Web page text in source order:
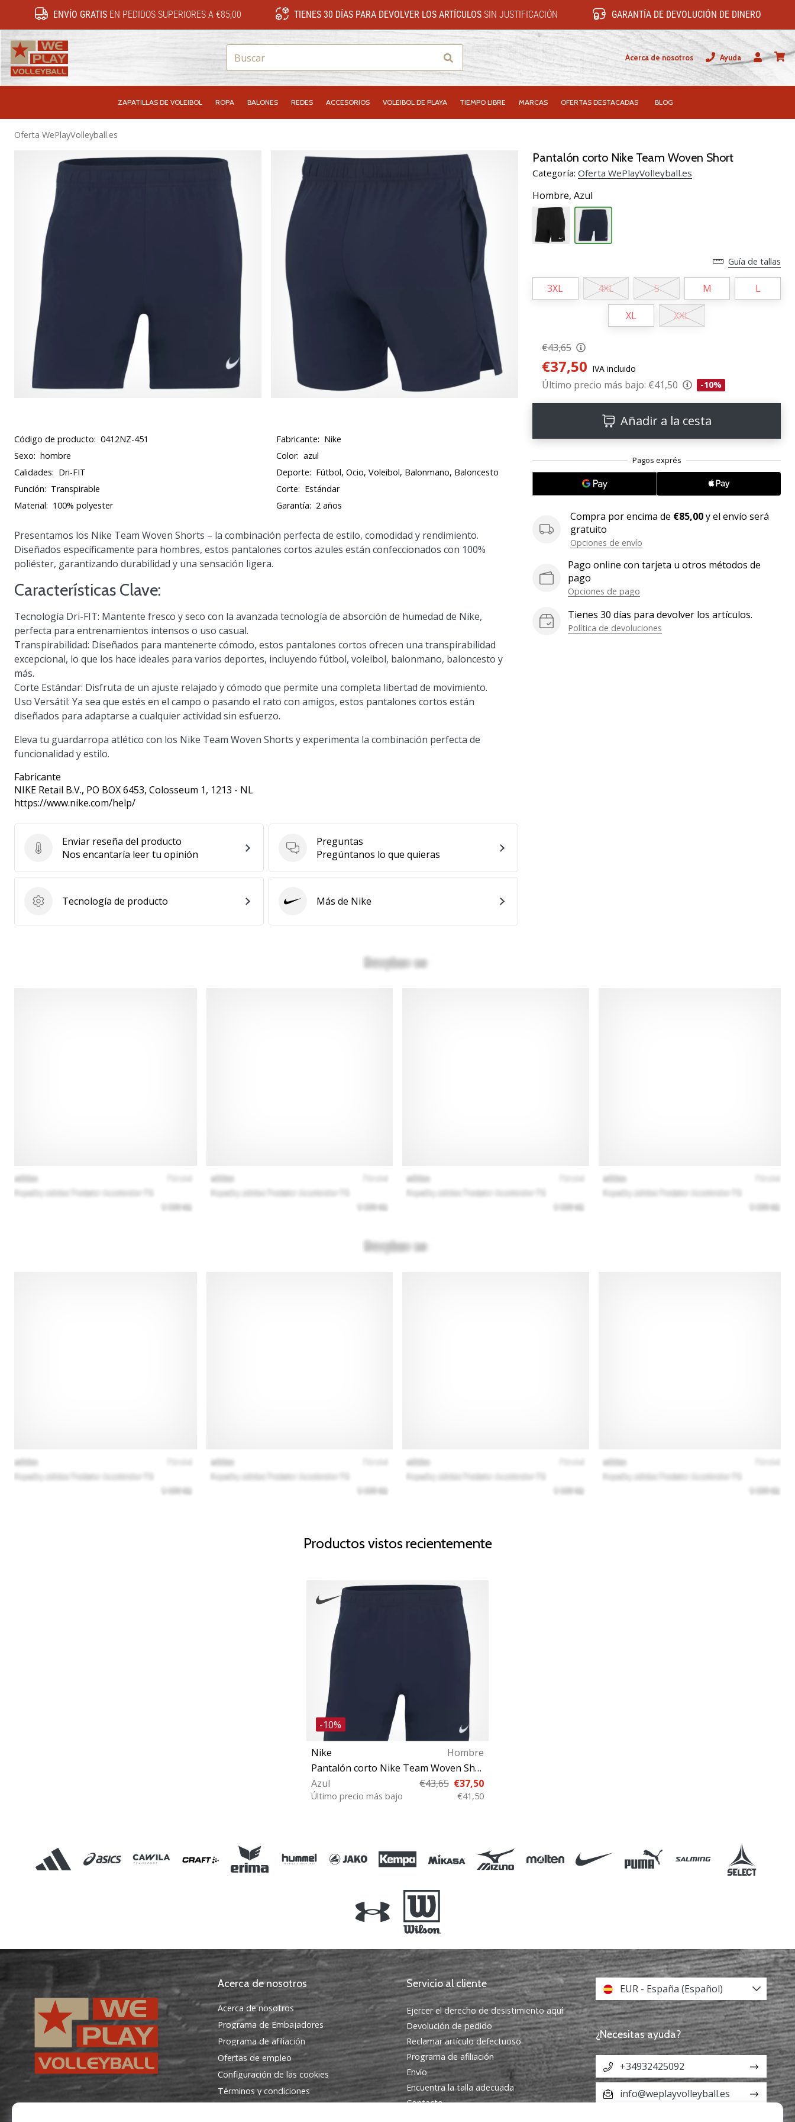
ENVÍO GRATISEN PEDIDOS SUPERIORES A €85,00 TIENES 30 DÍAS PARA DEVOLVER LOS ARTÍCULOS SIN JUSTIFICACIÓN GARANTÍA DE DEVOLUCIÓN DE DINERO
Buscar Acerca de nosotros
Ayuda
Usuario
ZAPATILLAS DE VOLEIBOL ROPA BALONES REDES ACCESORIOS VOLEIBOL DE PLAYA TIEMPO LIBRE MARCAS OFERTAS DESTACADAS BLOG
Oferta WePlayVolleyball.es
Pantalón corto Nike Team Woven Short
Categoría: Oferta WePlayVolleyball.es
Hombre, Azul
Guía de tallas
3XL 4XL S M L
XL XXL
€43,65
€37,50 IVA incluido
Último precio más bajo: €41,50 -10%
Añadir a la cesta
Compra por encima de €85,00y el envío será
gratuito
Opciones de envío
Pago online con tarjeta u otros métodos de
pago
Opciones de pago
Tienes 30 días para devolver los artículos.
Política de devoluciones
Código de producto: 0412NZ-451 Fabricante: Nike
Sexo: hombre Color: azul
Calidades: Dri-FIT Deporte: Fútbol, Ocio, Voleibol, Balonmano, Baloncesto
Función: Transpirable Corte: Estándar
Material: 100% polyester Garantía: 2 años
Presentamos los Nike Team Woven Shorts – la combinación perfecta de estilo, comodidad y rendimiento.
Diseñados específicamente para hombres, estos pantalones cortos azules están confeccionados con 100%
poliéster, garantizando durabilidad y una sensación ligera.
Características Clave:
Tecnología Dri-FIT: Mantente fresco y seco con la avanzada tecnología de absorción de humedad de Nike,
perfecta para entrenamientos intensos o uso casual.
Transpirabilidad: Diseñados para mantenerte cómodo, estos pantalones cortos ofrecen una transpirabilidad
excepcional, lo que los hace ideales para varios deportes, incluyendo fútbol, voleibol, balonmano, baloncesto y
más.
Corte Estándar: Disfruta de un ajuste relajado y cómodo que permite una completa libertad de movimiento.
Uso Versátil: Ya sea que estés en el campo o pasando el rato con amigos, estos pantalones cortos están
diseñados para adaptarse a cualquier actividad sin esfuerzo.
Eleva tu guardarropa atlético con los Nike Team Woven Shorts y experimenta la combinación perfecta de
funcionalidad y estilo.
Fabricante
NIKE Retail B.V., PO BOX 6453, Colosseum 1, 1213 - NL
https://www.nike.com/help/
Enviar reseña del producto
Enviar reseña del producto
Nos encantaría leer tu opinión
Preguntas
Preguntas
Pregúntanos lo que quieras
Tecnología de producto
Tecnología de producto Nike Más de Nike
Productos vistos recientemente
-10%
Nike
Hombre
Pantalón corto Nike Team Woven Short
Azul
€43,65 €37,50
Último precio más bajo €41,50
Acerca de nosotros
Acerca de nosotros
Programa de Embajadores
Programa de afiliación
Ofertas de empleo
Configuración de las cookies
Términos y condiciones
Servicio al cliente
Ejercer el derecho de desistimiento aquí
Devolución de pedido
Reclamar artículo defectuoso
Programa de afiliación
Envío
Encuentra la talla adecuada
Contacto
EUR - España (Español)
¿Necesitas ayuda?
+34932425092
info@weplayvolleyball.es